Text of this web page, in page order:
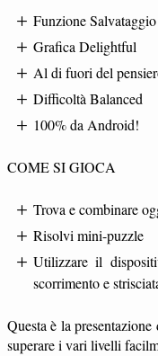
Funzione
Grafica Delightful
Al di fuori del
Difficoltà Balanced
100% da Android!
COME SI GIOCA
Trova e combinare
Risolvi mini-puzzle
Utilizzare il
scorrimento e
Questa è la
superare i vari livelli